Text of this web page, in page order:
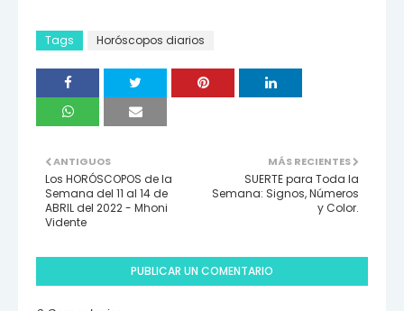
Tags Horóscopos diarios
MÁS RECIENTES
SUERTE para Toda la
Semana: Signos, Números
y Color.
ANTIGUOS
Los HORÓSCOPOS de la
Semana del 11 al 14 de
ABRIL del 2022 - Mhoni
Vidente
PUBLICAR UN COMENTARIO